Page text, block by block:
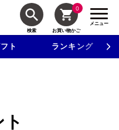
検索
0
お買い物かご
メニュー
ト ランキング
円クーポンを進呈！